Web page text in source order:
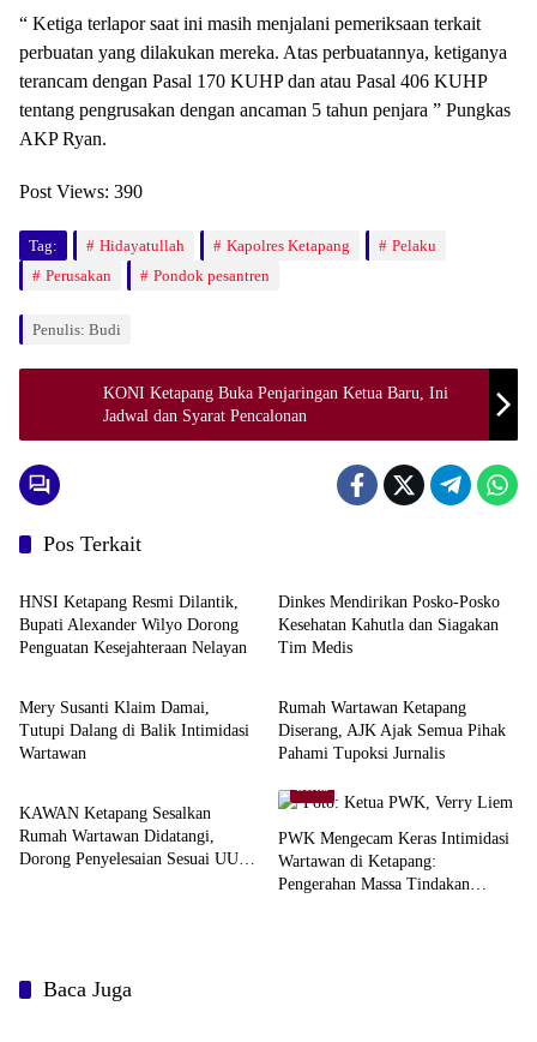
“ Ketiga terlapor saat ini masih menjalani pemeriksaan terkait
perbuatan yang dilakukan mereka. Atas perbuatannya, ketiganya
terancam dengan Pasal 170 KUHP dan atau Pasal 406 KUHP
tentang pengrusakan dengan ancaman 5 tahun penjara ” Pungkas
AKP Ryan.
Post Views: 390
Tag: Hidayatullah Kapolres Ketapang
Pelaku
Perusakan
Pondok pesantren
Penulis: Budi
KONI Ketapang Buka Penjaringan Ketua Baru, Ini
Jadwal dan Syarat Pencalonan
Pos Terkait
Berita
HNSI Ketapang Resmi Dilantik,
Bupati Alexander Wilyo Dorong
Penguatan Kesejahteraan Nelayan
Dinkes Mendirikan Posko-Posko
Kesehatan Kahutla dan Siagakan
Tim Medis
Berita
Mery Susanti Klaim Damai,
Tutupi Dalang di Balik Intimidasi
Wartawan
Berita
Rumah Wartawan Ketapang
Diserang, AJK Ajak Semua Pihak
Pahami Tupoksi Jurnalis
Berita
KAWAN Ketapang Sesalkan
Rumah Wartawan Didatangi,
Dorong Penyelesaian Sesuai UU
PWK Mengecam Keras Intimidasi
Wartawan di Ketapang:
Pengerahan Massa Tindakan
Baca Juga